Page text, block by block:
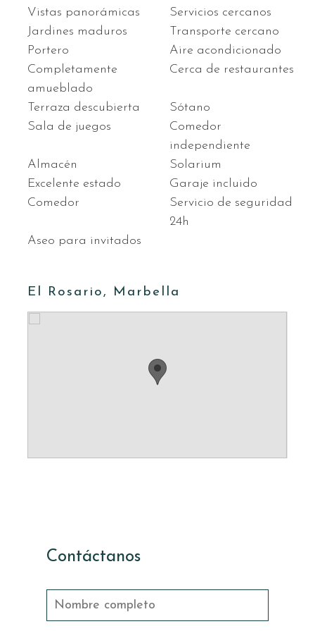
Vistas panorámicas
Servicios cercanos
Jardines maduros
Transporte cercano
Portero
Aire acondicionado
Completamente
amueblado
Cerca de restaurantes
Terraza descubierta
Sótano
Sala de juegos
Comedor
independiente
Almacén
Solarium
Excelente estado
Garaje incluido
Comedor
Servicio de seguridad
24h
Aseo para invitados
El Rosario, Marbella
Contáctanos